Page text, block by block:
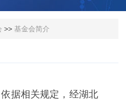
>> 基金会简介
依据相关规定，经湖北